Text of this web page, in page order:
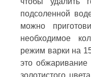
подсоленной
можно
необходимое
режим варки на
это
золотистого